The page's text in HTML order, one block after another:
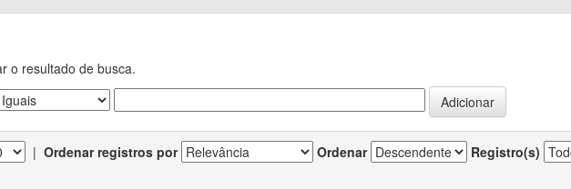
o resultado de busca.
| Ordenar registros por Ordenar Registro(s)